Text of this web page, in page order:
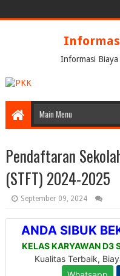
Informasi
Pendaftaran
(STFT) 2024-2025
September 09, 2024